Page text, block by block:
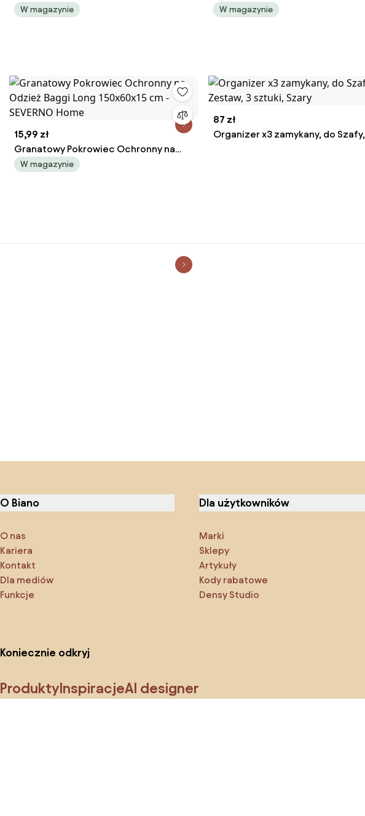
– Compactor
W magazynie
przechowywania
W magazynie
15,99 zł
Granatowy Pokrowiec Ochronny na
Odzież Baggi Long 150x60x15 cm -
W magazynie
87 zł
Organizer x3 zamykany, do Szafy,
O Biano
O nas
Kariera
Kontakt
Dla mediów
Funkcje
Dla użytkowników
Marki
Sklepy
Artykuły
Kody rabatowe
Densy Studio
Koniecznie odkryj
ProduktyInspiracjeAI designer